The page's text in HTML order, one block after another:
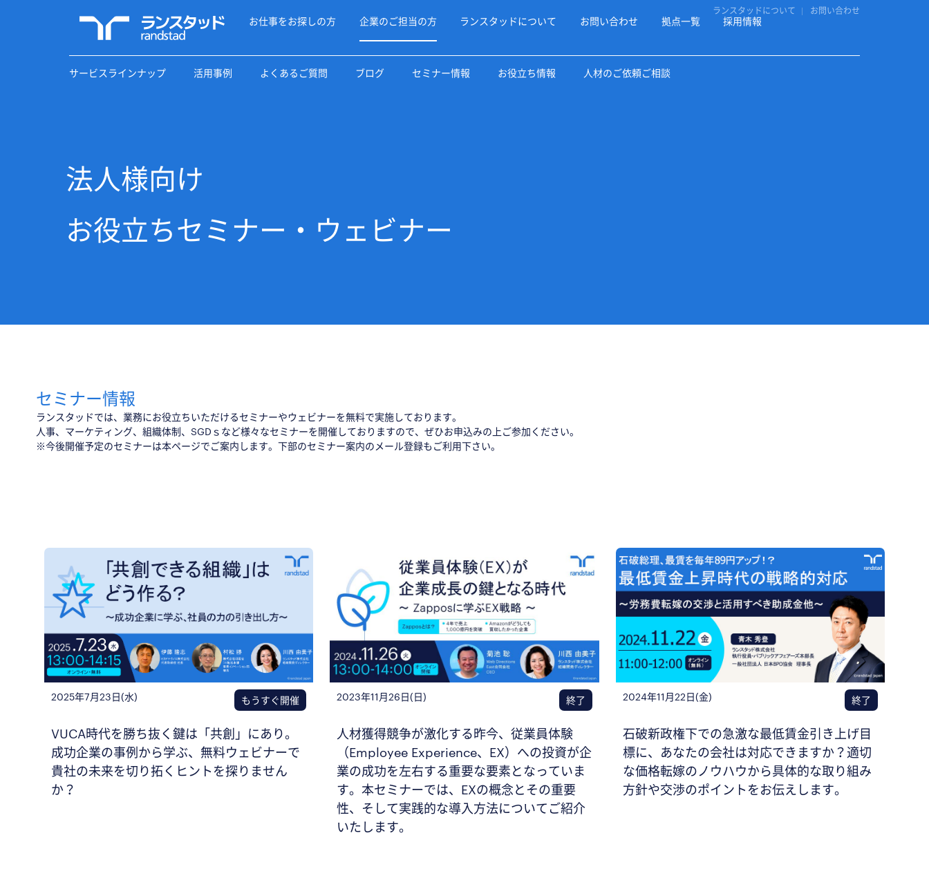
お仕事をお探しの方 企業のご担当の方 ランスタッドについて お問い合わせ 拠点一覧 採用情報
ランスタッドについて お問い合わせ
サービスラインナップ 活用事例 よくあるご質問 ブログ セミナー情報 お役立ち情報 人材のご依頼ご相談
法人様向け
お役立ちセミナー・ウェビナー
セミナー情報
ランスタッドでは、業務にお役立ちいただけるセミナーやウェビナーを無料で実施しております。
人事、マーケティング、組織体制、SGDｓなど様々なセミナーを開催しておりますので、ぜひお申込みの上ご参加ください。
※今後開催予定のセミナーは本ページでご案内します。下部のセミナー案内のメール登録もご利用下さい。
2025年7月23日(水) もうすぐ開催
VUCA時代を勝ち抜く鍵は「共創」にあり。
成功企業の事例から学ぶ、無料ウェビナーで
貴社の未来を切り拓くヒントを探りません
か？
2023年11月26日(日) 終了
人材獲得競争が激化する昨今、従業員体験
（Employee Experience、EX）への投資が企
業の成功を左右する重要な要素となっていま
す。本セミナーでは、EXの概念とその重要
性、そして実践的な導入方法についてご紹介
いたします。
2024年11月22日(金) 終了
石破新政権下での急激な最低賃金引き上げ目
標に、あなたの会社は対応できますか？適切
な価格転嫁のノウハウから具体的な取り組み
方針や交渉のポイントをお伝えします。